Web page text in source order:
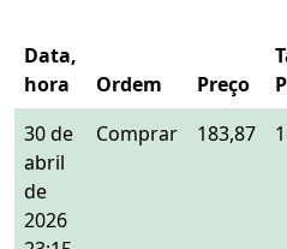
Data,
hora
Ordem Preço
30 de
abril
de
2026
Comprar 183,87